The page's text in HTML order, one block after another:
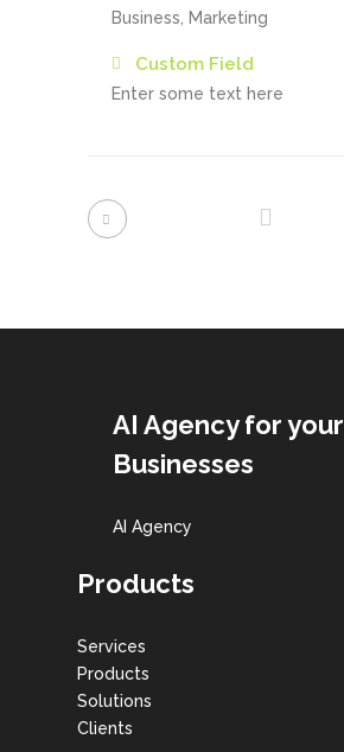
Business, Marketing
Custom Field
Enter some text here
AI Agency for your
Businesses
AI Agency
Products
Services
Products
Solutions
Clients